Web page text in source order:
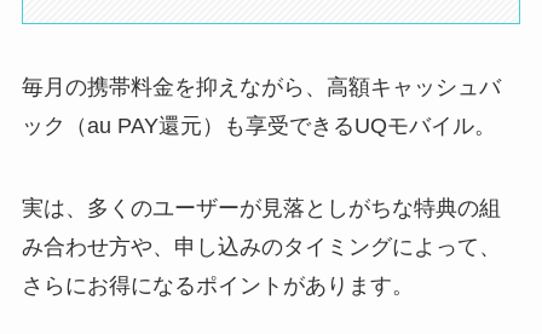
毎月の携帯料金を抑えながら、高額キャッシュバ
ック（au PAY還元）も享受できるUQモバイル。
実は、多くのユーザーが見落としがちな特典の組
み合わせ方や、申し込みのタイミングによって、
さらにお得になるポイントがあります。